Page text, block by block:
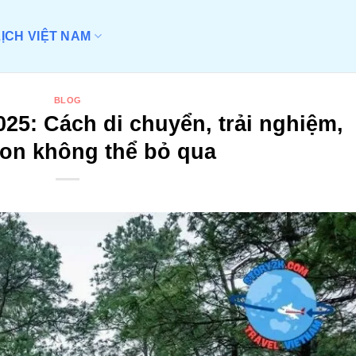
VIỆT NAM
BLOG
Cách di chuyển, trải nghiệm,
không thể bỏ qua